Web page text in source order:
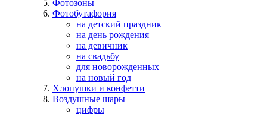
Фотозоны
Фотобутафория
на детский праздник
на день рождения
на девичник
на свадьбу
для новорожденных
на новый год
Хлопушки и конфетти
Воздушные шары
цифры